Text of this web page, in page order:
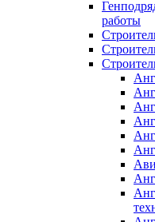
работы